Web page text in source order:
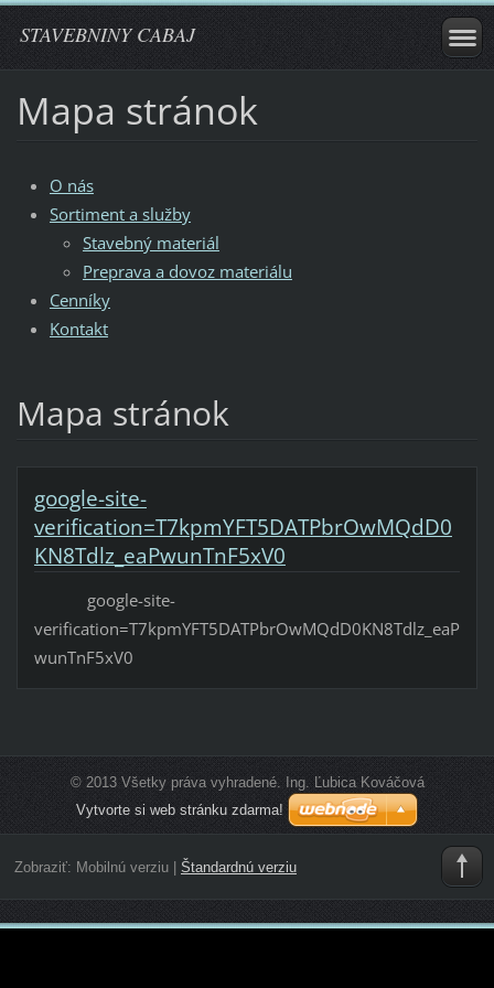
STAVEBNINY CABAJ
Mapa stránok
O nás
Sortiment a služby
Stavebný materiál
Preprava a dovoz materiálu
Cenníky
Kontakt
Mapa stránok
google-site-
verification=T7kpmYFT5DATPbrOwMQdD0
KN8Tdlz_eaPwunTnF5xV0
google-site-
verification=T7kpmYFT5DATPbrOwMQdD0KN8Tdlz_eaP
wunTnF5xV0
© 2013 Všetky práva vyhradené. Ing. Ľubica Kováčová
Vytvorte si web stránku zdarma!
Zobraziť: Mobilnú verziu| Štandardnú verziu